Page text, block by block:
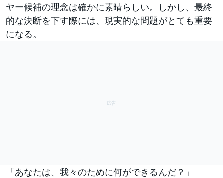
ヤー候補の理念は確かに素晴らしい。しかし、最終
的な決断を下す際には、現実的な問題がとても重要
になる。
「あなたは、我々のために何ができるんだ？」